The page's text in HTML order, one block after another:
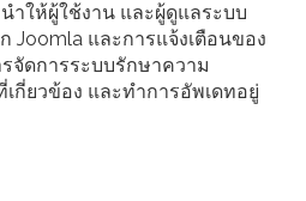
ำให้ผู้ใช้งาน และผู้ดูแลระบบ
Joomla และการแจ้งเตือนของ
รจัดการระบบรักษาความ
กี่ยวข้อง และทำการอัพเดทอยู่